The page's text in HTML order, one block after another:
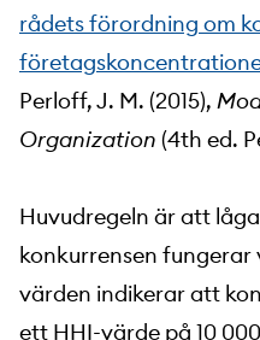
rådets förordning om
Perloff, J. M. (2015),
Organization (4th ed.
Huvudregeln är att
konkurrensen fungerar
värden indikerar att
ett HHI-värde på 10